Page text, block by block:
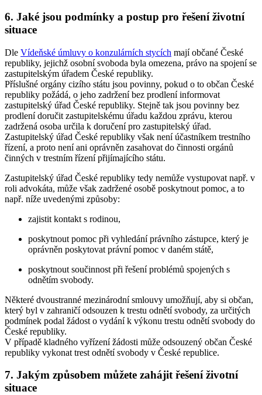
6. Jaké jsou podmínky a postup pro řešení životní
situace
Dle Vídeňské úmluvy o konzulárních stycích mají občané České
republiky, jejichž osobní svoboda byla omezena, právo na spojení se
zastupitelským úřadem České republiky.
Příslušné orgány cizího státu jsou povinny, pokud o to občan České
republiky požádá, o jeho zadržení bez prodlení informovat
zastupitelský úřad České republiky. Stejně tak jsou povinny bez
prodlení doručit zastupitelskému úřadu každou zprávu, kterou
zadržená osoba určila k doručení pro zastupitelský úřad.
Zastupitelský úřad České republiky však není účastníkem trestního
řízení, a proto není ani oprávněn zasahovat do činnosti orgánů
činných v trestním řízení přijímajícího státu.
Zastupitelský úřad České republiky tedy nemůže vystupovat např. v
roli advokáta, může však zadržené osobě poskytnout pomoc, a to
např. níže uvedenými způsoby:
zajistit kontakt s rodinou,
poskytnout pomoc při vyhledání právního zástupce, který je
oprávněn poskytovat právní pomoc v daném státě,
poskytnout součinnost při řešení problémů spojených s
odnětím svobody.
Některé dvoustranné mezinárodní smlouvy umožňují, aby si občan,
který byl v zahraničí odsouzen k trestu odnětí svobody, za určitých
podmínek podal žádost o vydání k výkonu trestu odnětí svobody do
České republiky.
V případě kladného vyřízení žádosti může odsouzený občan České
republiky vykonat trest odnětí svobody v České republice.
7. Jakým způsobem můžete zahájit řešení životní
situace